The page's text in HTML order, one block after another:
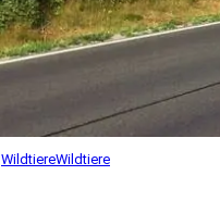
WildtiereWildtiere